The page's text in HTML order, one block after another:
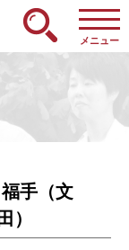
メニュー
手（文
）